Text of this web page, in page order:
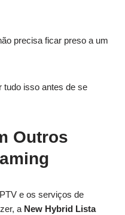
precisa ficar preso a um
tudo isso antes de se
Outros
e os serviços de
a New Hybrid Lista